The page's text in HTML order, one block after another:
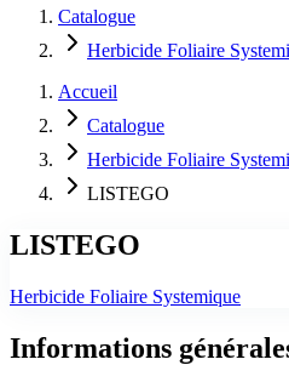
Catalogue
Herbicide Foliaire
Accueil
Catalogue
Herbicide Foliaire
LISTEGO
LISTEGO
Herbicide Foliaire Systemique
Informations